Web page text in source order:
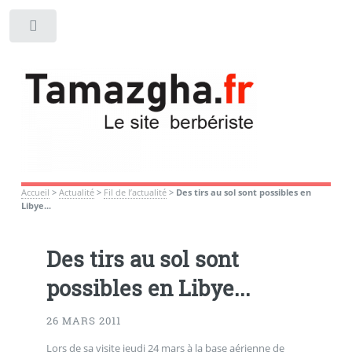
Accueil > Actualité> Fil de l’actualité> Des tirs au sol sont possibles en
Libye...
Des tirs au sol sont
possibles en Libye...
26 MARS 2011
Lors de sa visite jeudi 24 mars à la base aérienne de